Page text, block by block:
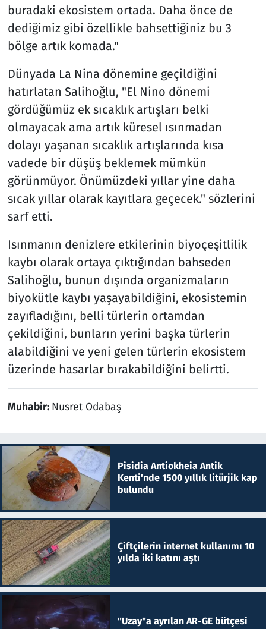
buradaki ekosistem ortada. Daha önce de
dediğimiz gibi özellikle bahsettiğiniz bu 3
bölge artık komada."
Dünyada La Nina dönemine geçildiğini
hatırlatan Salihoğlu, "El Nino dönemi
gördüğümüz ek sıcaklık artışları belki
olmayacak ama artık küresel ısınmadan
dolayı yaşanan sıcaklık artışlarında kısa
vadede bir düşüş beklemek mümkün
görünmüyor. Önümüzdeki yıllar yine daha
sıcak yıllar olarak kayıtlara geçecek." sözlerini
sarf etti.
Isınmanın denizlere etkilerinin biyoçeşitlilik
kaybı olarak ortaya çıktığından bahseden
Salihoğlu, bunun dışında organizmaların
biyokütle kaybı yaşayabildiğini, ekosistemin
zayıfladığını, belli türlerin ortamdan
çekildiğini, bunların yerini başka türlerin
alabildiğini ve yeni gelen türlerin ekosistem
üzerinde hasarlar bırakabildiğini belirtti.
Muhabir: Nusret Odabaş
Pisidia Antiokheia Antik
Kenti'nde 1500 yıllık litürjik kap
bulundu
Çiftçilerin internet kullanımı 10
yılda iki katını aştı
"Uzay"a ayrılan AR-GE bütçesi